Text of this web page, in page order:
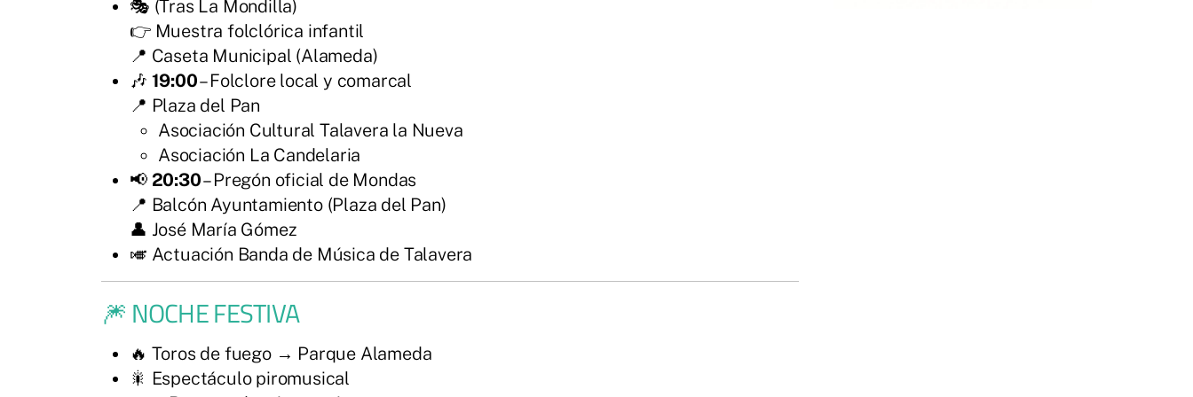
🎭 (Tras La Mondilla)
👉 Muestra folclórica infantil
📍 Caseta Municipal (Alameda)
🎶 19:00– Folclore local y comarcal
📍 Plaza del Pan
Asociación Cultural Talavera la Nueva
Asociación La Candelaria
📢 20:30– Pregón oficial de Mondas
📍 Balcón Ayuntamiento (Plaza del Pan)
👤 José María Gómez
🎺 Actuación Banda de Música de Talavera
🎆 NOCHE FESTIVA
🔥 Toros de fuego → Parque Alameda
🎇 Espectáculo piromusical